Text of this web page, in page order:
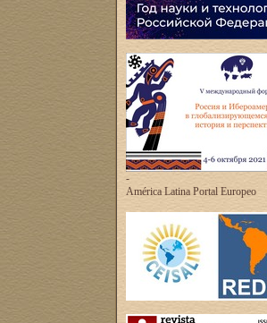
-
América Latina Portal Europeo